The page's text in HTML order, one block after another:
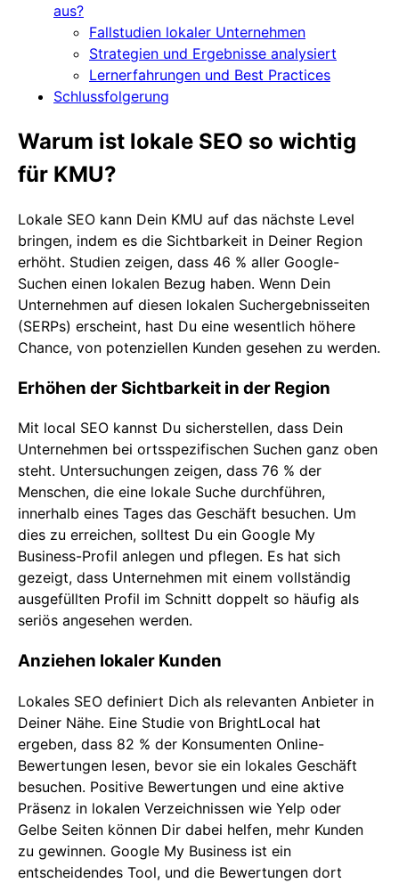
aus?
Fallstudien lokaler Unternehmen
Strategien und Ergebnisse analysiert
Lernerfahrungen und Best Practices
Schlussfolgerung
Warum ist lokale SEO so wichtig
für KMU?
Lokale SEO kann Dein KMU auf das nächste Level
bringen, indem es die Sichtbarkeit in Deiner Region
erhöht. Studien zeigen, dass 46 % aller Google-
Suchen einen lokalen Bezug haben. Wenn Dein
Unternehmen auf diesen lokalen Suchergebnisseiten
(SERPs) erscheint, hast Du eine wesentlich höhere
Chance, von potenziellen Kunden gesehen zu werden.
Erhöhen der Sichtbarkeit in der Region
Mit local SEO kannst Du sicherstellen, dass Dein
Unternehmen bei ortsspezifischen Suchen ganz oben
steht. Untersuchungen zeigen, dass 76 % der
Menschen, die eine lokale Suche durchführen,
innerhalb eines Tages das Geschäft besuchen. Um
dies zu erreichen, solltest Du ein Google My
Business-Profil anlegen und pflegen. Es hat sich
gezeigt, dass Unternehmen mit einem vollständig
ausgefüllten Profil im Schnitt doppelt so häufig als
seriös angesehen werden.
Anziehen lokaler Kunden
Lokales SEO definiert Dich als relevanten Anbieter in
Deiner Nähe. Eine Studie von BrightLocal hat
ergeben, dass 82 % der Konsumenten Online-
Bewertungen lesen, bevor sie ein lokales Geschäft
besuchen. Positive Bewertungen und eine aktive
Präsenz in lokalen Verzeichnissen wie Yelp oder
Gelbe Seiten können Dir dabei helfen, mehr Kunden
zu gewinnen. Google My Business ist ein
entscheidendes Tool, und die Bewertungen dort